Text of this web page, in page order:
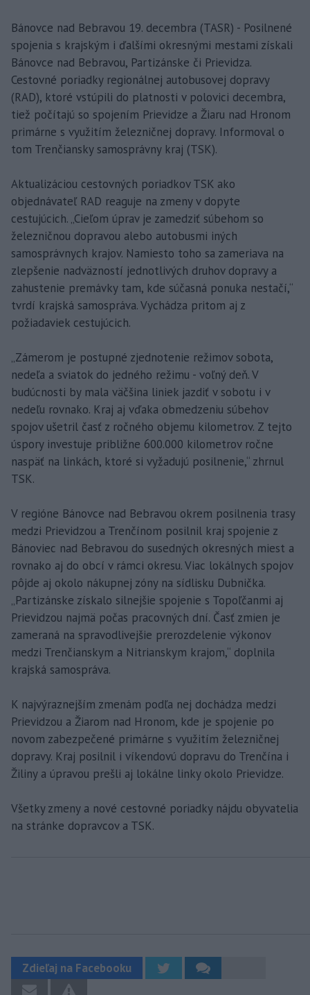
Bánovce nad Bebravou 19. decembra (TASR) - Posilnené
spojenia s krajským i ďalšími okresnými mestami získali
Bánovce nad Bebravou, Partizánske či Prievidza.
Cestovné poriadky regionálnej autobusovej dopravy
(RAD), ktoré vstúpili do platnosti v polovici decembra,
tiež počítajú so spojením Prievidze a Žiaru nad Hronom
primárne s využitím železničnej dopravy. Informoval o
tom Trenčiansky samosprávny kraj (TSK).
Aktualizáciou cestovných poriadkov TSK ako
objednávateľ RAD reaguje na zmeny v dopyte
cestujúcich. „Cieľom úprav je zamedziť súbehom so
železničnou dopravou alebo autobusmi iných
samosprávnych krajov. Namiesto toho sa zameriava na
zlepšenie nadväzností jednotlivých druhov dopravy a
zahustenie premávky tam, kde súčasná ponuka nestačí,“
tvrdí krajská samospráva. Vychádza pritom aj z
požiadaviek cestujúcich.
„Zámerom je postupné zjednotenie režimov sobota,
nedeľa a sviatok do jedného režimu - voľný deň. V
budúcnosti by mala väčšina liniek jazdiť v sobotu i v
nedeľu rovnako. Kraj aj vďaka obmedzeniu súbehov
spojov ušetril časť z ročného objemu kilometrov. Z tejto
úspory investuje približne 600.000 kilometrov ročne
naspäť na linkách, ktoré si vyžadujú posilnenie,“ zhrnul
TSK.
V regióne Bánovce nad Bebravou okrem posilnenia trasy
medzi Prievidzou a Trenčínom posilnil kraj spojenie z
Bánoviec nad Bebravou do susedných okresných miest a
rovnako aj do obcí v rámci okresu. Viac lokálnych spojov
pôjde aj okolo nákupnej zóny na sídlisku Dubnička.
„Partizánske získalo silnejšie spojenie s Topoľčanmi aj
Prievidzou najmä počas pracovných dní. Časť zmien je
zameraná na spravodlivejšie prerozdelenie výkonov
medzi Trenčianskym a Nitrianskym krajom,“ doplnila
krajská samospráva.
K najvýraznejším zmenám podľa nej dochádza medzi
Prievidzou a Žiarom nad Hronom, kde je spojenie po
novom zabezpečené primárne s využitím železničnej
dopravy. Kraj posilnil i víkendovú dopravu do Trenčína i
Žiliny a úpravou prešli aj lokálne linky okolo Prievidze.
Všetky zmeny a nové cestovné poriadky nájdu obyvatelia
na stránke dopravcov a TSK.
Zdieľaj na Facebooku